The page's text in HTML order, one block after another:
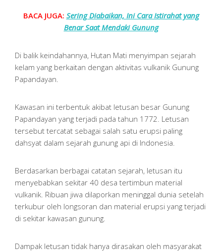
BACA JUGA: Sering Diabaikan, Ini Cara Istirahat yang
Benar Saat Mendaki Gunung
Di balik keindahannya, Hutan Mati menyimpan sejarah
kelam yang berkaitan dengan aktivitas vulkanik Gunung
Papandayan.
Kawasan ini terbentuk akibat letusan besar Gunung
Papandayan yang terjadi pada tahun 1772. Letusan
tersebut tercatat sebagai salah satu erupsi paling
dahsyat dalam sejarah gunung api di Indonesia.
Berdasarkan berbagai catatan sejarah, letusan itu
menyebabkan sekitar 40 desa tertimbun material
vulkanik. Ribuan jiwa dilaporkan meninggal dunia setelah
terkubur oleh longsoran dan material erupsi yang terjadi
di sekitar kawasan gunung.
Dampak letusan tidak hanya dirasakan oleh masyarakat